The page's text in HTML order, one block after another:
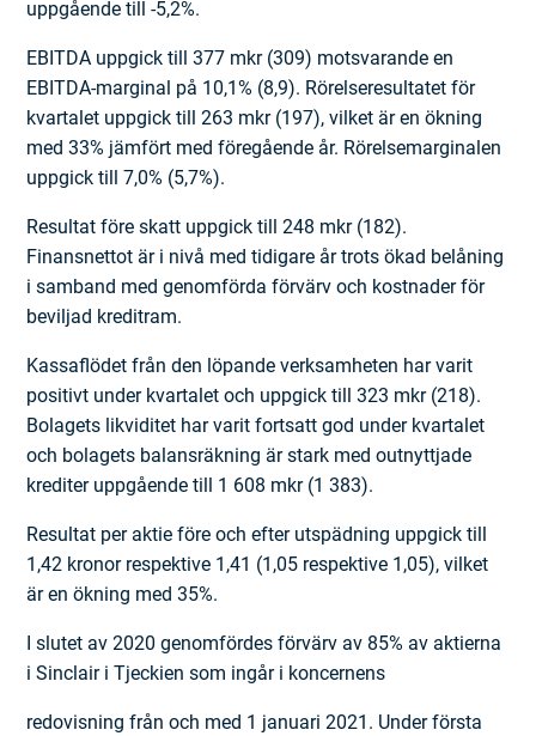
uppgående till -5,2%.
EBITDA uppgick till 377 mkr (309) motsvarande en
EBITDA-marginal på 10,1% (8,9). Rörelseresultatet för
kvartalet uppgick till 263 mkr (197), vilket är en ökning
med 33% jämfört med föregående år. Rörelsemarginalen
uppgick till 7,0% (5,7%).
Resultat före skatt uppgick till 248 mkr (182).
Finansnettot är i nivå med tidigare år trots ökad belåning
i samband med genomförda förvärv och kostnader för
beviljad kreditram.
Kassaflödet från den löpande verksamheten har varit
positivt under kvartalet och uppgick till 323 mkr (218).
Bolagets likviditet har varit fortsatt god under kvartalet
och bolagets balansräkning är stark med outnyttjade
krediter uppgående till 1 608 mkr (1 383).
Resultat per aktie före och efter utspädning uppgick till
1,42 kronor respektive 1,41 (1,05 respektive 1,05), vilket
är en ökning med 35%.
I slutet av 2020 genomfördes förvärv av 85% av aktierna
i Sinclair i Tjeckien som ingår i koncernens
redovisning från och med 1 januari 2021. Under första